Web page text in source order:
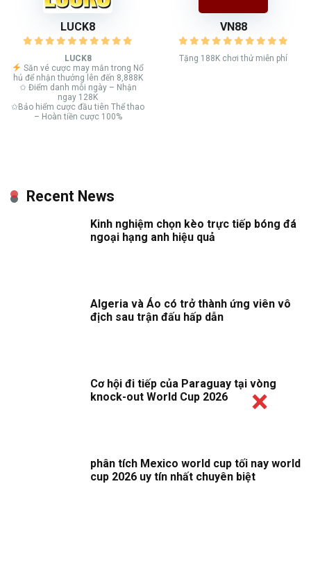
LUCK8
LUCK8
Săn vé cược may mắn trong Nổ
hủ để nhận thưởng lên đến 8,888K
✩ Điểm danh mỗi ngày – Nhận
ngay 128K
✩Bảo hiểm cược đầu tiên Thể thao
– Hoàn tiền cược 100%
VN88
Tặng 188K chơi thử miễn phí
Recent News
Kinh nghiệm chọn kèo trực tiếp bóng đá
ngoại hạng anh hiệu quả
Algeria và Áo có trở thành ứng viên vô
địch sau trận đấu hấp dẫn
Cơ hội đi tiếp của Paraguay tại vòng
knock-out World Cup 2026
phân tích Mexico world cup tối nay world
cup 2026 uy tín nhất chuyên biệt